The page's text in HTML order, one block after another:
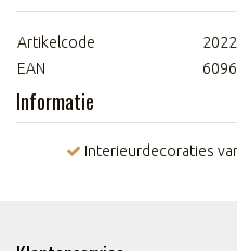
Artikelcode
EAN
Informatie
Interieurdecoraties